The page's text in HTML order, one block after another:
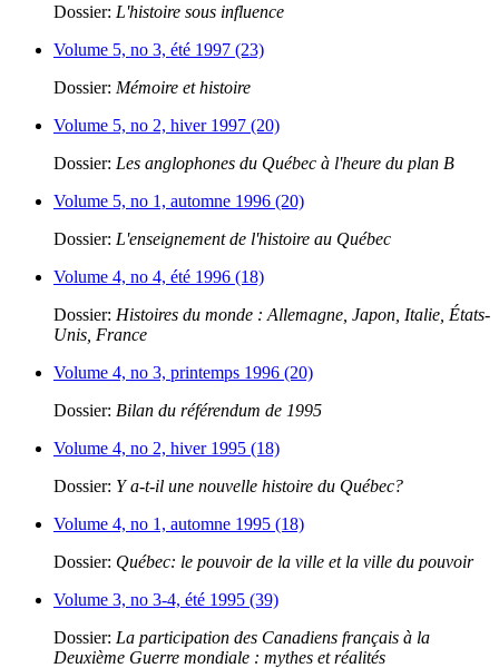
Dossier: L'histoire sous influence
Volume 5, no 3, été 1997 (23)
Dossier: Mémoire et histoire
Volume 5, no 2, hiver 1997 (20)
Dossier: Les anglophones du Québec à l'heure du plan B
Volume 5, no 1, automne 1996 (20)
Dossier: L'enseignement de l'histoire au Québec
Volume 4, no 4, été 1996 (18)
Dossier: Histoires du monde : Allemagne, Japon, Italie, États-
Unis, France
Volume 4, no 3, printemps 1996 (20)
Dossier: Bilan du référendum de 1995
Volume 4, no 2, hiver 1995 (18)
Dossier: Y a-t-il une nouvelle histoire du Québec?
Volume 4, no 1, automne 1995 (18)
Dossier: Québec: le pouvoir de la ville et la ville du pouvoir
Volume 3, no 3-4, été 1995 (39)
Dossier: La participation des Canadiens français à la
Deuxième Guerre mondiale : mythes et réalités